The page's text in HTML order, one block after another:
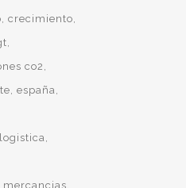
crecimiento
co2
españa
logistica
mercancias